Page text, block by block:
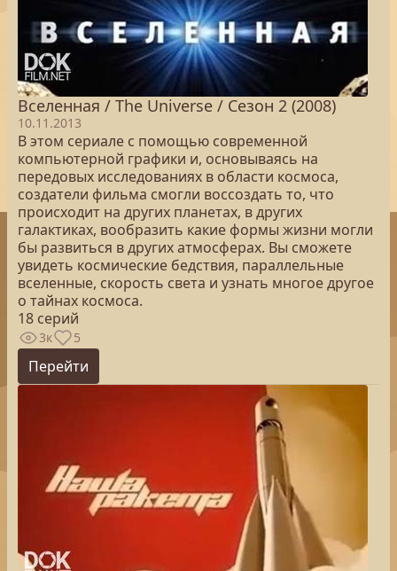
Вселенная / The Universe / Сезон 2 (2008)
10.11.2013
В этом сериале с помощью современной
компьютерной графики и, основываясь на
передовых исследованиях в области космоса,
создатели фильма смогли воссоздать то, что
происходит на других планетах, в других
галактиках, вообразить какие формы жизни могли
бы развиться в других атмосферах. Вы сможете
увидеть космические бедствия, параллельные
вселенные, скорость света и узнать многое другое
о тайнах космоса.
18 серий
3к 5
Перейти